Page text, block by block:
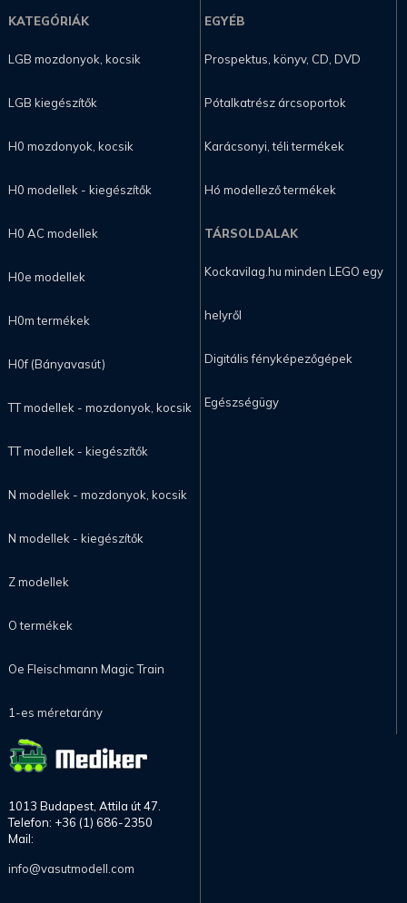
KATEGÓRIÁK
LGB mozdonyok, kocsik
LGB kiegészítők
H0 mozdonyok, kocsik
H0 modellek - kiegészítők
H0 AC modellek
H0e modellek
H0m termékek
H0f (Bányavasút)
TT modellek - mozdonyok, kocsik
TT modellek - kiegészítők
N modellek - mozdonyok, kocsik
N modellek - kiegészítők
Z modellek
O termékek
Oe Fleischmann Magic Train
1-es méretarány
EGYÉB
Prospektus, könyv, CD, DVD
Pótalkatrész árcsoportok
Karácsonyi, téli termékek
Hó modellező termékek
TÁRSOLDALAK
Kockavilag.hu minden LEGO egy
helyről
Digitális fényképezőgépek
Egészségügy
1013 Budapest, Attila út 47.
Telefon: +36 (1) 686-2350
Mail:
info@vasutmodell.com